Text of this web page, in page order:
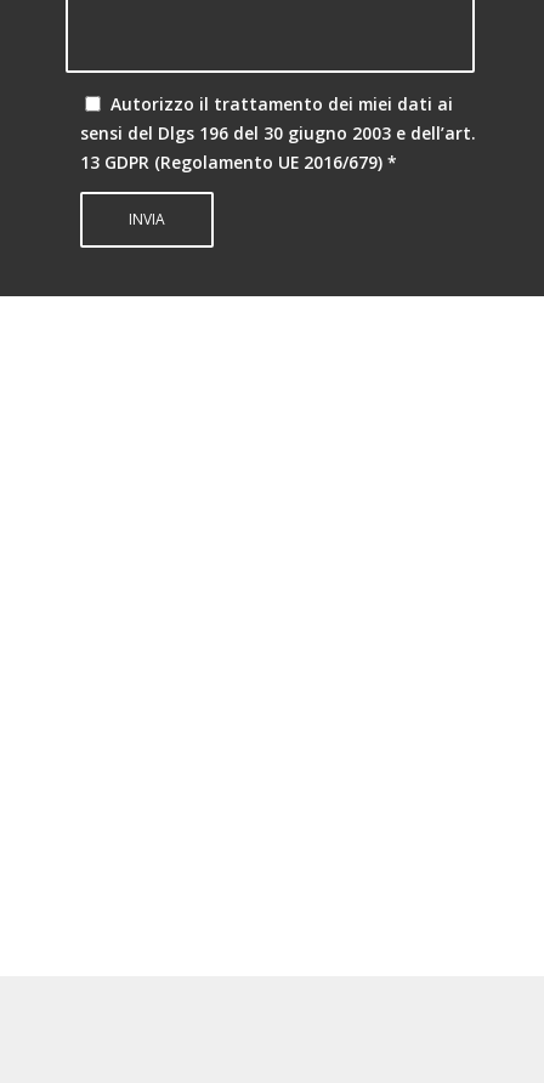
Autorizzo il trattamento dei miei dati ai
sensi del Dlgs 196 del 30 giugno 2003 e dell’art.
13 GDPR (Regolamento UE 2016/679) *